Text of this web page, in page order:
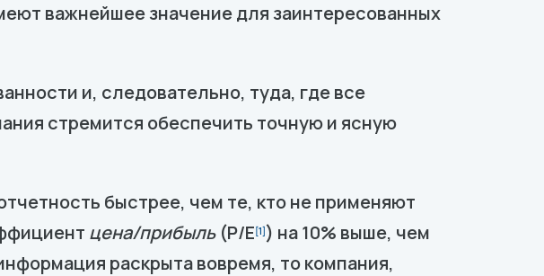
важнейшее значение для заинтересованных
и, следовательно, туда, где все
стремится обеспечить точную и ясную
быстрее, чем те, кто не применяют
цена/прибыль(P/E [1] ) на 10% выше, чем
раскрыта вовремя, то компания,